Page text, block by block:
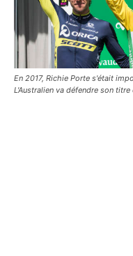
En 2017, Richie Porte s'était
L'Australien va défendre son